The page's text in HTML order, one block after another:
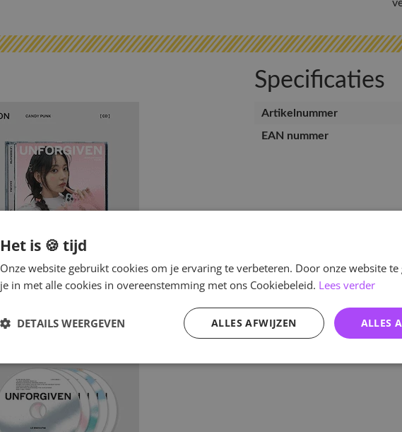
Specificaties
Artikelnummer
EAN nummer
Het is 🍪 tijd
Onze website gebruikt cookies om je ervaring te verbeteren. Door onze website
je in met alle cookies in overeenstemming met ons Cookiebeleid. Lees verder
ALLES
ALLES AFWIJZEN
DETAILS WEERGEVEN